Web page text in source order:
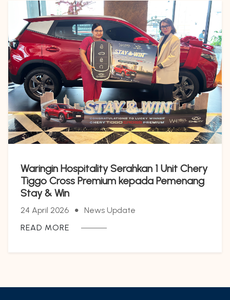
Waringin Hospitality Serahkan 1 Unit Chery
Tiggo Cross Premium kepada Pemenang
Stay & Win
24 April 2026
News Update
READ MORE